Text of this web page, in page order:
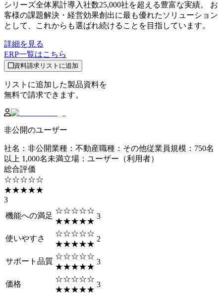
シリーズ全体累計導入社数25,000社を超える豊富な実績。 お
客様の課題解決・経営効果創出に最も優れたソリューション
として、これからも選ばれ続けることを目指しています。
詳細を見る
ERP一覧はこちら
資料請求リストに追加
リストに追加した製品資料を
無料で請求できます。
非公開のユーザー
社名 ： 非公開業種 ： 不動産職種 ： その他従業員規模 ： 750名
以上 1,000名未満立場 ： ユーザー（利用者）
総合評価
☆☆☆☆☆
★★★★★
3
機能への満足
☆☆☆☆☆
★★★★★
3
使いやすさ
☆☆☆☆☆
★★★★★
2
サポート品質
☆☆☆☆☆
★★★★★
3
価格
☆☆☆☆☆
★★★★★
3